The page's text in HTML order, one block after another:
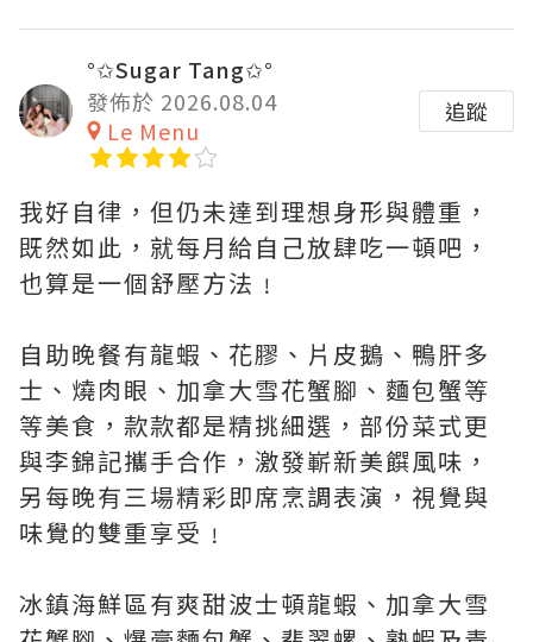
°✩Sugar Tang✩°
發佈於 2026.08.04
Le Menu
追蹤
我好自律，但仍未達到理想身形與體重，
既然如此，就每月給自己放肆吃一頓吧，
也算是一個舒壓方法﹗
自助晚餐有龍蝦、花膠、片皮鵝、鴨肝多
士、燒肉眼、加拿大雪花蟹腳、麵包蟹等
等美食，款款都是精挑細選，部份菜式更
與李錦記攜手合作，激發嶄新美饌風味，
另每晚有三場精彩即席烹調表演，視覺與
味覺的雙重享受﹗
冰鎮海鮮區有爽甜波士頓龍蝦、加拿大雪